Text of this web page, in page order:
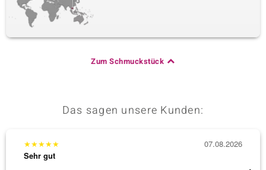
Zum Schmuckstück
Das sagen unsere Kunden:
★★★★★
Sehr gut
07.08.2026